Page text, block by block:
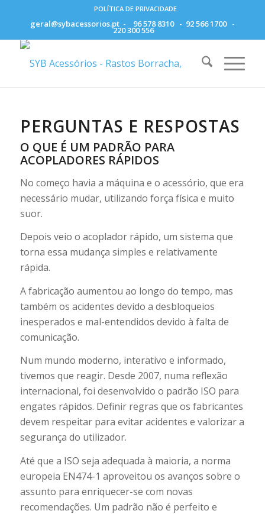
POLÍTICA DE PRIVACIDADE
geral@sybacessorios.pt- 96 578 8310- 92 566 1700-
220 300 556
PERGUNTAS E RESPOSTAS
O QUE É UM PADRÃO PARA
ACOPLADORES RÁPIDOS
No começo havia a máquina e o acessório, que era
necessário mudar, utilizando força física e muito
suor.
Depois veio o acoplador rápido, um sistema que
torna essa mudança simples e relativamente
rápida.
A fabricação aumentou ao longo do tempo, mas
também os acidentes devido a desbloqueios
inesperados e mal-entendidos devido à falta de
comunicação.
Num mundo moderno, interativo e informado,
tivemos que reagir. Desde 2007, numa reflexão
internacional, foi desenvolvido o padrão ISO para
engates rápidos. Definir regras que os fabricantes
devem respeitar para evitar acidentes e valorizar a
segurança do utilizador.
Até que a ISO seja adequada à maioria, a norma
europeia EN474-1 aproveitou os avanços sobre o
assunto para enriquecer-se com novas
recomendações. Um padrão não é perfeito e